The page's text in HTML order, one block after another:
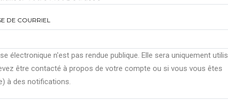
DE COURRIEL
électronique n'est pas rendue publique. Elle sera uniquement
être contacté à propos de votre compte ou si vous vous êtes
à des notifications.